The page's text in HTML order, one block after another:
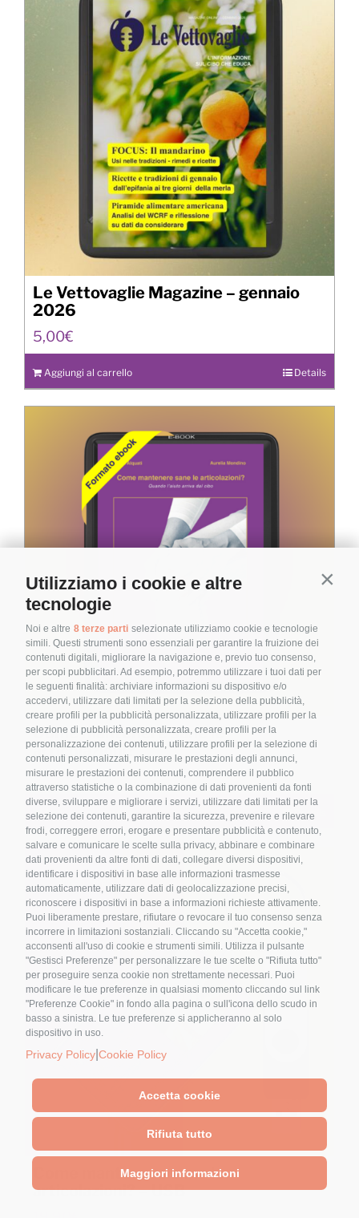
Utilizziamo i cookie e altre
tecnologie
Noi e altre 8 terze parti selezionate utilizziamo cookie e tecnologie
simili. Questi strumenti sono essenziali per garantire la fruizione dei
contenuti digitali, migliorare la navigazione e, previo tuo consenso,
per scopi pubblicitari. Ad esempio, potremmo utilizzare i tuoi dati per
le seguenti finalità: archiviare informazioni su dispositivo e/o
accedervi, utilizzare dati limitati per la selezione della pubblicità,
creare profili per la pubblicità personalizzata, utilizzare profili per la
selezione di pubblicità personalizzata, creare profili per la
personalizzazione dei contenuti, utilizzare profili per la selezione di
contenuti personalizzati, misurare le prestazioni degli annunci,
misurare le prestazioni dei contenuti, comprendere il pubblico
attraverso statistiche o la combinazione di dati provenienti da fonti
diverse, sviluppare e migliorare i servizi, utilizzare dati limitati per la
selezione dei contenuti, garantire la sicurezza, prevenire e rilevare
frodi, correggere errori, erogare e presentare pubblicità e contenuto,
salvare e comunicare le scelte sulla privacy, abbinare e combinare
dati provenienti da altre fonti di dati, collegare diversi dispositivi,
identificare i dispositivi in base alle informazioni trasmesse
automaticamente, utilizzare dati di geolocalizzazione precisi,
riconoscere i dispositivi in base a informazioni richieste attivamente.
Puoi liberamente prestare, rifiutare o revocare il tuo consenso senza
incorrere in limitazioni sostanziali. Cliccando su "Accetta cookie,"
acconsenti all'uso di cookie e strumenti simili. Utilizza il pulsante
"Gestisci Preferenze" per personalizzare le tue scelte o "Rifiuta tutto"
per proseguire senza cookie non strettamente necessari. Puoi
modificare le tue preferenze in qualsiasi momento cliccando sul link
"Preferenze Cookie" in fondo alla pagina o sull'icona dello scudo in
basso a sinistra. Le tue preferenze si applicheranno al solo
dispositivo in uso.
Privacy Policy Cookie Policy
Accetta cookie
Rifiuta tutto
Maggiori informazioni
Le Vettovaglie Magazine – gennaio
2026
5,00€
Aggiungi al carrello Details
Come mantenere sane le
articolazioni?
9,90 €
Aggiungi al carrello Details
Come mantenere sane le
articolazioni? – USB
Nome *
Email*
Cliccando sul tasto "Iscriviti" dichiari di
accettare, aver letto e compreso
sulla Privacy